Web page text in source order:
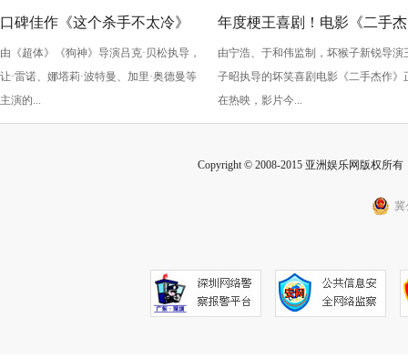
口碑佳作《这个杀手不太冷》
今日上映
由《超体》《狗神》导演吕克·贝松执导，
让·雷诺、娜塔莉·波特曼、加里·奥德曼等
主演的...
年度梗王喜剧！电影《二手杰
作》曝新片段海报 嬉笑怒骂
刺拉满
由宁浩、于和伟监制，坏猴子新锐导演
子昭执导的坏笑喜剧电影《二手杰作》
在热映，影片今...
Copyright © 2008-2015 亚洲娱乐网版权所
冀